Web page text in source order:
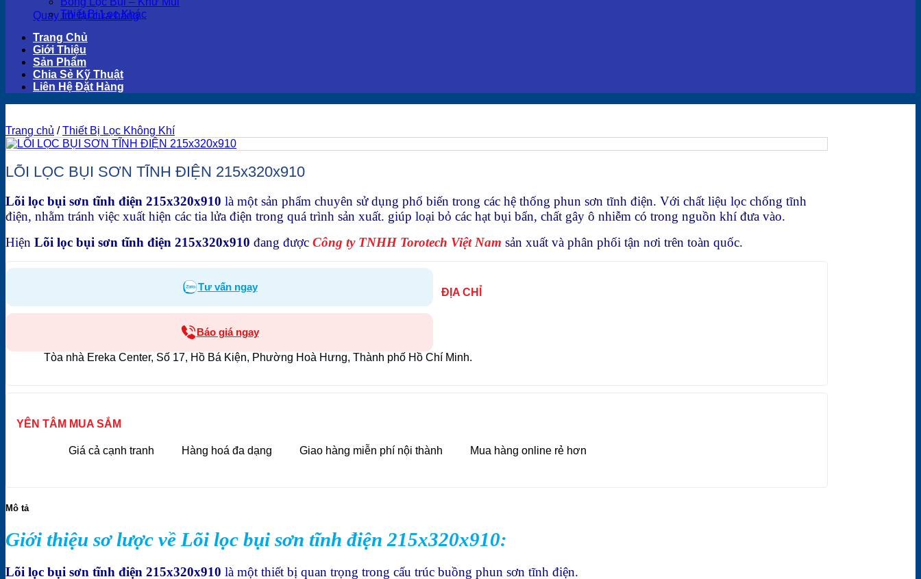
Quay trở lại cửa hàng
Thiết Bị Lọc Khác
Trang Chủ
Giới Thiệu
Sản Phẩm
Chia Sẻ Kỹ Thuật
Liên Hệ Đặt Hàng
Trang chủ / Thiết Bị Lọc Không Khí
LÕI LỌC BỤI SƠN TĨNH ĐIỆN 215x320x910
Lõi lọc bụi sơn tĩnh điện 215x320x910 là một sản phẩm chuyên sử dụng phổ biến trong các hệ thống phun sơn tĩnh điện. Với chất liệu lọc chống tĩnh
điện, nhằm tránh việc xuất hiện các tia lửa điện trong quá trình sản xuất. giúp loại bỏ các hạt bụi bẩn, chất gây ô nhiễm có trong nguồn khí đưa vào.
Hiện Lõi lọc bụi sơn tĩnh điện 215x320x910 đang được Công ty TNHH Torotech Việt Nam sản xuất và phân phối tận nơi trên toàn quốc.
Tư vấn ngay
Báo giá ngay
ĐỊA CHỈ
Tòa nhà Ereka Center, Số 17, Hồ Bá Kiện, Phường Hoà Hưng, Thành phố Hồ Chí Minh.
YÊN TÂM MUA SẮM
Giá cả cạnh tranh Hàng hoá đa dạng Giao hàng miễn phí nội thành Mua hàng online rẻ hơn
Mô tả
Giới thiệu sơ lược về Lõi lọc bụi sơn tĩnh điện 215x320x910:
Lõi lọc bụi sơn tĩnh điện 215x320x910 là một thiết bị quan trọng trong cấu trúc buồng phun sơn tĩnh điện.